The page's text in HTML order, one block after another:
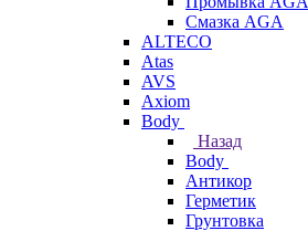
Смазка AGA
ALTECO
Atas
AVS
Axiom
Body
Назад
Body
Антикор
Герметик
Грунтовка